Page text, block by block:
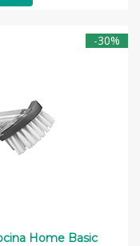
-30%
Home Basic